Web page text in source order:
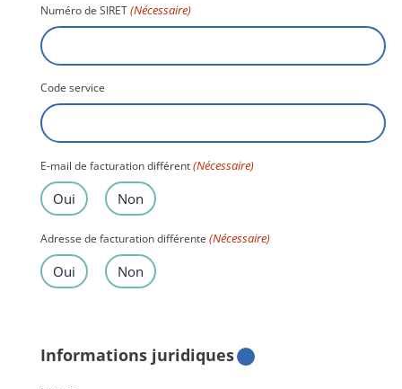
Numéro de SIRET(Nécessaire)
Code service
E-mail de facturation différent(Nécessaire)
Oui Non
Adresse de facturation différente (Nécessaire)
Oui Non
Informations juridiques